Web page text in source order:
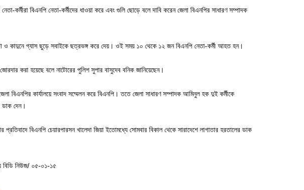
কর্মীরা বিএনপি নেতা-কর্মীদের ধাওয়া করে এবং গুলি ছোড়ে বলে দাবি করেন জেলা বিএনপির সাধারণ সম্পাদক
ও কাদুনে গ্যাস ছুড়ে সবাইকে ছত্রভঙ্গ করে দেয়। ওই সময় ১০ থেকে ১২ জন বিএনপি নেতা-কর্মী আহত হন।
করা হয়েছে বলে নাটোরের পুলিশ সুপার বাসুদেব বনিক জানিয়েছেন।
বিএনপির কার্যালয়ে সংবাদ সম্মেলন করে বিএনপি। ততে জেলা সাধারণ সম্পাদক আমিনুল হক দুই কর্মীকে
ডাক দেন।
প্রতিবাদে বিএনপি চেয়ারপারসন খালেদা জিয়া ইতোমধ্যে সোমবার বিকাল থেকে সারাদেশে লাগাতার হরতালের ডাক
বিডি নিউজ/ ০৫-০১-১৫